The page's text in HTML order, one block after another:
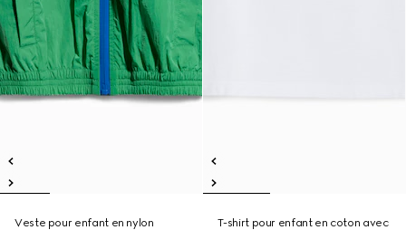
Veste pour enfant en nylon
T-shirt pour enfant en coton avec